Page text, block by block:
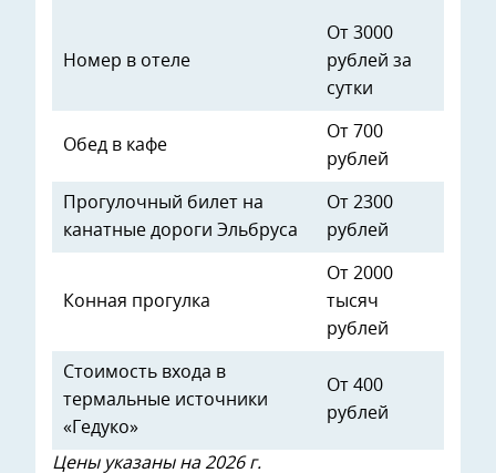
Номер в отеле
От 3000
рублей за
сутки
Обед в кафе
От 700
рублей
Прогулочный билет на
канатные дороги Эльбруса
От 2300
рублей
Конная прогулка
От 2000
тысяч
рублей
Стоимость входа в
термальные источники
«Гедуко»
От 400
рублей
Цены указаны на 2026 г.